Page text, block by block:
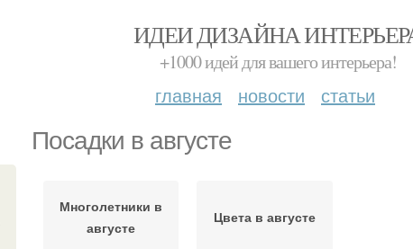
ИДЕИ ДИЗАЙНА
+1000 идей для вашего интерьера!
главная новости статьи
Посадки в августе
Многолетники в
августе
Цвета в августе